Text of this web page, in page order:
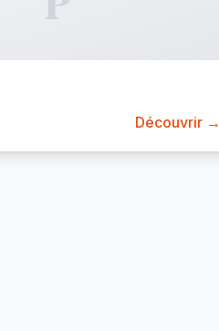
Découvrir →